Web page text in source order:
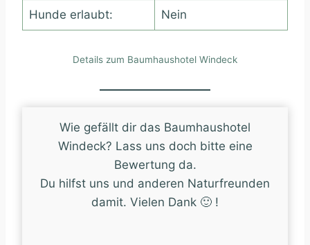
Hunde erlaubt: Nein
Details zum Baumhaushotel Windeck
Wie gefällt dir das Baumhaushotel
Windeck? Lass uns doch bitte eine
Bewertung da.
Du hilfst uns und anderen Naturfreunden
damit. Vielen Dank 🙂 !